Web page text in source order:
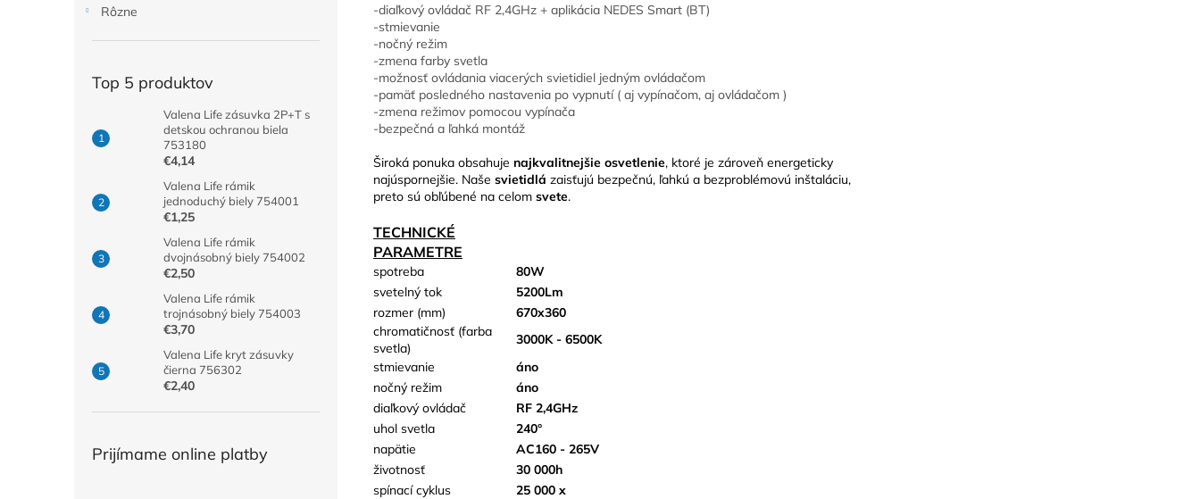
Rôzne
Top 5 produktov
Valena Life zásuvka 2P+T s
detskou ochranou biela
753180
€4,14
Valena Life rámik
jednoduchý biely 754001
€1,25
Valena Life rámik
dvojnásobný biely 754002
€2,50
Valena Life rámik
trojnásobný biely 754003
€3,70
Valena Life kryt zásuvky
čierna 756302
€2,40
Prijímame online platby
-diaľkový ovládač RF 2,4GHz + aplikácia NEDES Smart (BT)
-stmievanie
-nočný režim
-zmena farby svetla
-možnosť ovládania viacerých svietidiel jedným ovládačom
-pamäť posledného nastavenia po vypnutí ( aj vypínačom, aj ovládačom )
-zmena režimov pomocou vypínača
-bezpečná a ľahká montáž
Široká ponuka obsahuje najkvalitnejšie osvetlenie, ktoré je zároveň energeticky
najúspornejšie. Naše svietidlá zaisťujú bezpečnú, ľahkú a bezproblémovú inštaláciu,
preto sú obľúbené na celom svete.
TECHNICKÉ
PARAMETRE
spotreba
80W
svetelný tok
5200Lm
rozmer (mm)
670x360
chromatičnosť (farba
svetla)
3000K - 6500K
stmievanie
áno
nočný režim
áno
diaľkový ovládač
RF 2,4GHz
uhol svetla
240°
napätie
AC160 - 265V
životnosť
30 000h
spínací cyklus
25 000 x